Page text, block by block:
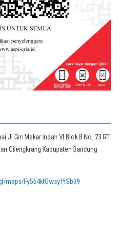
Jl Giri Mekar Indah VI Blok B No. 73 RT
Cilengkrang Kabupaten Bandung
maps/Fy564ktGwsyfYSb39